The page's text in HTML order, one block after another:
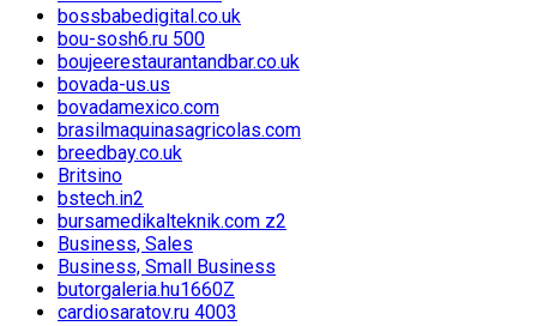
bossbabedigital.co.uk
bou-sosh6.ru 500
boujeerestaurantandbar.co.uk
bovada-us.us
bovadamexico.com
brasilmaquinasagricolas.com
breedbay.co.uk
Britsino
bstech.in2
bursamedikalteknik.com z2
Business, Sales
Business, Small Business
butorgaleria.hu1660Z
cardiosaratov.ru 4003